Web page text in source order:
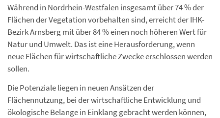
Während in Nordrhein-Westfalen insgesamt über 74 % der
Flächen der Vegetation vorbehalten sind, erreicht der IHK-
Bezirk Arnsberg mit über 84 % einen noch höheren Wert für
Natur und Umwelt. Das ist eine Herausforderung, wenn
neue Flächen für wirtschaftliche Zwecke erschlossen werden
sollen.
Die Potenziale liegen in neuen Ansätzen der
Flächennutzung, bei der wirtschaftliche Entwicklung und
ökologische Belange in Einklang gebracht werden können,